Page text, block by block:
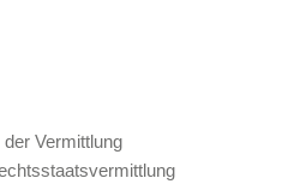
Vermittlung